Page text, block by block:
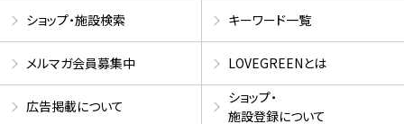
ショップ・施設検索 キーワード一覧
メルマガ会員募集中 LOVEGREENとは
広告掲載について
ショップ・
施設登録について